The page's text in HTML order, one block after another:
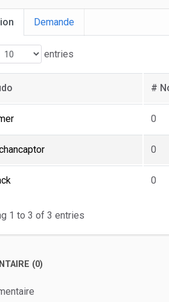
Demande
entries
#
0
0
0
1 to 3 of 3 entries
(0)